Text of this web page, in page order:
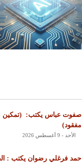
‏صفوت عباس يكتب: ‏ ‏(تمكين
مفقود)
الأحد - 9 أغسطس 2026
حمد فرغلي رضوان يكتب :